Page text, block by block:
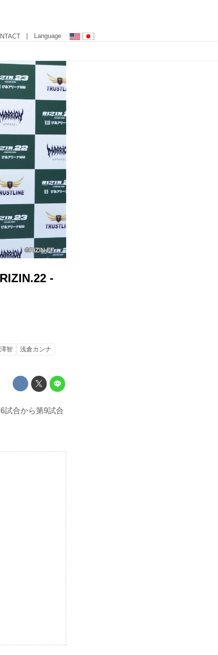
| Language
-
智
浅倉カンナ
試合から第9試合